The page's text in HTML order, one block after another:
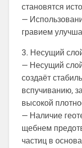
становятся
—
гравием
3. Несущий
— Несущий
создаёт
вспучиванию,
высокой
— Наличие
щебнем
частиц в